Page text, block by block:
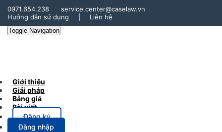
0971.654.238
service.center@caselaw.vn
Hướng dẫn sử dụng
Liên hệ
Toggle Navigation
Giới thiệu
Giải pháp
Bảng giá
Bài viết
Đăng ký
Đăng nhập